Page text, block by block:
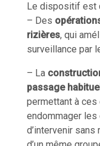
Le dispositif est
– Des
rizières, qui
surveillance par
– La
passage
permettant à
endommager les
d’intervenir